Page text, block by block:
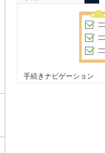
手続きナビゲーション